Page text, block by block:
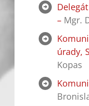
– Mgr.
úrady,
Kopas